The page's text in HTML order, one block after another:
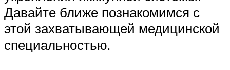
Давайте ближе познакомимся с
этой захватывающей медицинской
специальностью.